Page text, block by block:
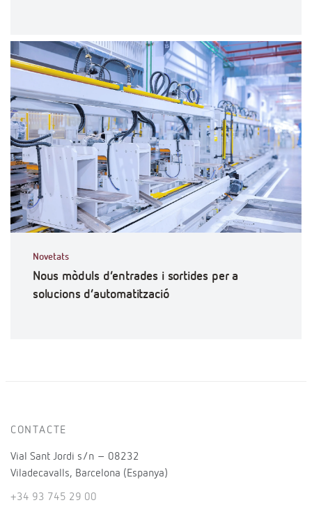
Novetats
Nous mòduls d’entrades i sortides per a
solucions d’automatització
CONTACTE
Vial Sant Jordi s/n – 08232
Viladecavalls, Barcelona (Espanya)
+34 93 745 29 00